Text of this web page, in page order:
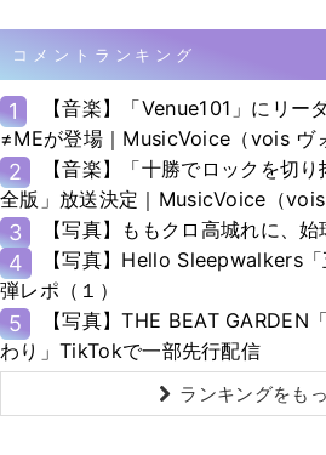
コメントランキング
1
【音楽】「Venue101」にリー
≠MEが登場｜MusicVoice（vois ヴ
2
【音楽】「十勝でロックを切
全版」放送決定｜MusicVoice（vois
3 【写真】ももクロ高城れに、始
4
【写真】Hello Sleepwalkers
弾レポ（１）
5
【写真】THE BEAT GARDEN
わり」TikTokで一部先行配信
ランキングをも